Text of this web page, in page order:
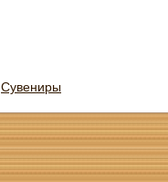
Сувениры